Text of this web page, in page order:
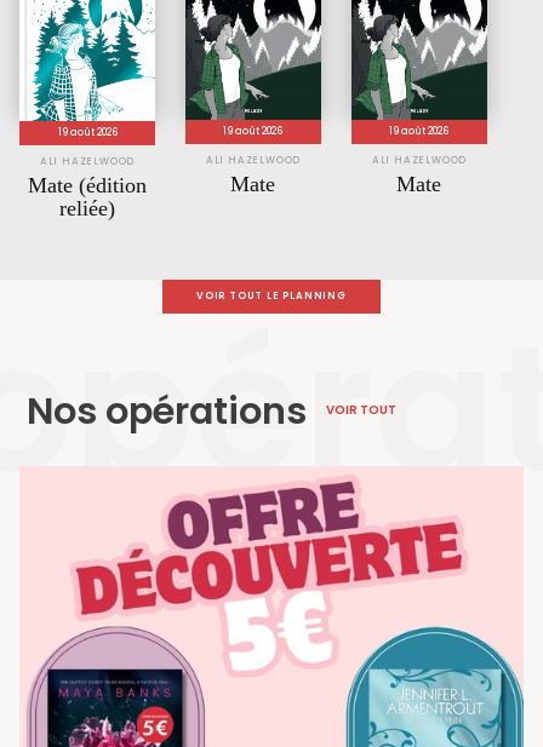
19 août 2026
ALI HAZELWOOD
Mate (édition
reliée)
19 août 2026
ALI HAZELWOOD
Mate
19 août 2026
ALI HAZELWOOD
Mate
VOIR TOUT LE PLANNING
Nos opérations VOIR TOUT